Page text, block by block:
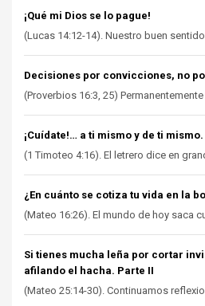
¡Qué mi Dios se lo pague!
(Lucas 14:12-14). Nuestro buen sentido
Decisiones por convicciones, no
(Proverbios 16:3, 25) Permanentemente
¡Cuídate!… a ti mismo y de ti mismo.
(1 Timoteo 4:16). El letrero dice en
¿En cuánto se cotiza tu vida en la
(Mateo 16:26). El mundo de hoy saca
Si tienes mucha leña por cortar
afilando el hacha. Parte II
(Mateo 25:14-30). Continuamos